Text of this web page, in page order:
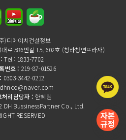
)디에이치건설정보
로 586번길 15, 602호 (청라청연프라자)
:Tel : 1833-7702
번호 : 219-87-01526
0303-3442-0212
dhnco@naver.com
처리담당자 :한혜림
DH BussinessPartner Co., Ltd.
RESERVED